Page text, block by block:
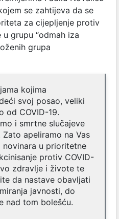
se zahtijeva da se
za cijepljenje protiv
grupu “odmah iza
grupa
kojima
svoj posao, veliki
od COVID-19.
i smrtne slučajeve
Zato apeliramo na Vas
novinara u prioritetne
protiv COVID-
zdravlje i živote te
da nastave obavljati
javnosti, do
nad tom bolešću.